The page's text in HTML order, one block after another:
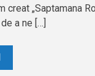
creat „Saptamana
a ne […]